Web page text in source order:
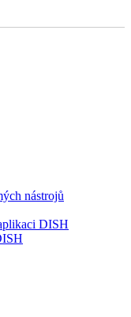
nástrojů
DISH